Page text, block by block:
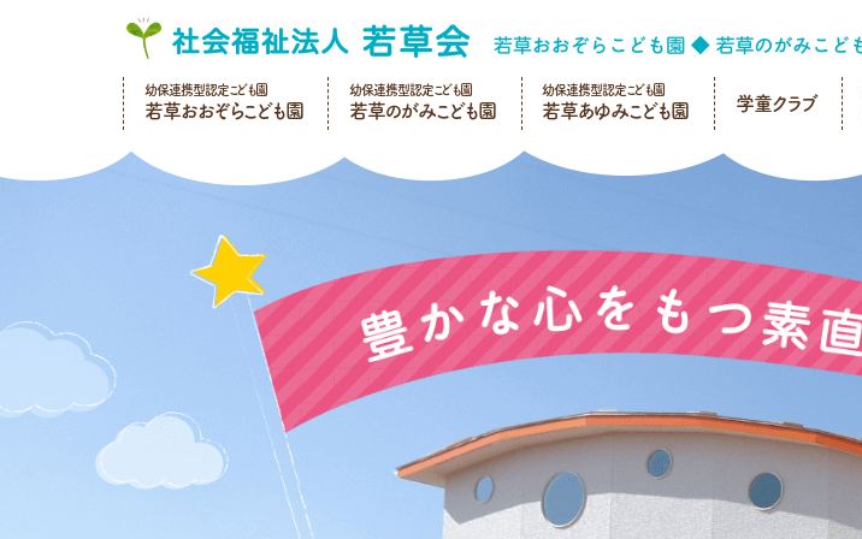
幼保連携型認定こども園
若草おおぞらこども園
幼保連携型認定こども園
若草のがみこども園
幼保連携型認定こども園
若草あゆみこども園 学童クラブ